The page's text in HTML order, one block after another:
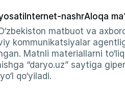
Internet-nashrAloqa
matbuot va
kommunikatsiyalar
Matnli materiallarni
“daryo.uz” saytiga
qo‘yiladi.